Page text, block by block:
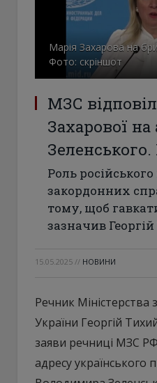
Марія Захарова на
Фото: скріншот
МЗС
Захарової на
Роль російського
закордонних
тому, щоб
зазначив
15.05.2025 // НОВИНИ
Речник Міністерства
України Георгій
заяви речниці МЗС
адресу українського